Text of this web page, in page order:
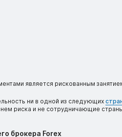
является рискованным
ни в одной из следующих
риска и не сотрудничающие
брокера Forex